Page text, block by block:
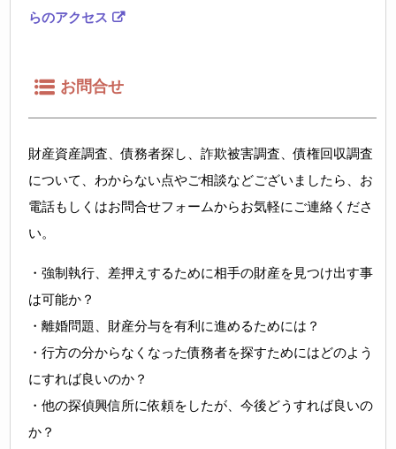
らのアクセス
お問合せ
財産資産調査、債務者探し、詐欺被害調査、債権回収調査
について、わからない点やご相談などございましたら、お
電話もしくはお問合せフォームからお気軽にご連絡くださ
い。
・強制執行、差押えするために相手の財産を見つけ出す事
は可能か？
・離婚問題、財産分与を有利に進めるためには？
・行方の分からなくなった債務者を探すためにはどのよう
にすれば良いのか？
・他の探偵興信所に依頼をしたが、今後どうすれば良いの
か？